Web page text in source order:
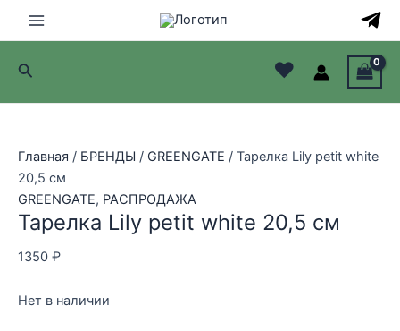
Main
Menu
Поиск ♥
Главная / БРЕНДЫ / GREENGATE / Тарелка Lily petit white
20,5 см
GREENGATE, РАСПРОДАЖА
Тарелка Lily petit white 20,5 см
1350 ₽
Нет в наличии
Распродажа!
Распродажа!
Распродажа!
Распродажа!